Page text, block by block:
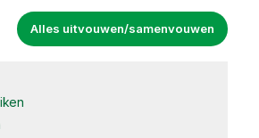
Alles uitvouwen/samenvouwen